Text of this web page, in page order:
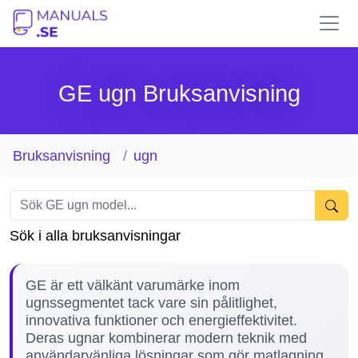
GE ugn Bruksanvisning
Bruksanvisning ugn
Sök i alla bruksanvisningar
GE är ett välkänt varumärke inom
ugnssegmentet tack vare sin pålitlighet,
innovativa funktioner och energieffektivitet.
Deras ugnar kombinerar modern teknik med